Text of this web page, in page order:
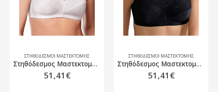
ΣΤΗΘΌΔΕΣΜΟΙ ΜΑΣΤΕΚΤΟΜΉΣ
Στηθόδεσμος Μαστεκτομής Amoena Isabel SB Λευκό
51,41 €
ΣΤΗΘΌΔΕΣΜΟΙ ΜΑΣΤΕΚΤΟΜΉΣ
Στηθόδεσμος Μαστεκτομής Amoena Isabel SB Μαύρο
51,41 €